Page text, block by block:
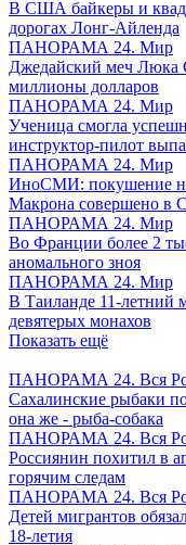
В США байкеры и
дорогах Лонг-Айленда
ПАНОРАМА 24. Мир
Джедайский меч Люка
миллионы долларов
ПАНОРАМА 24. Мир
Ученица смогла
инструктор-пилот
ПАНОРАМА 24. Мир
ИноСМИ: покушение
Макрона совершено в
ПАНОРАМА 24. Мир
Во Франции более 2
аномального зноя
ПАНОРАМА 24. Мир
В Таиланде 11-летний
девятерых монахов
Показать ещё
ПАНОРАМА 24. Вся
Сахалинские рыбаки
она же - рыба-собака
ПАНОРАМА 24. Вся
Россиянин похитил в
горячим следам
ПАНОРАМА 24. Вся
Детей мигрантов
18-летия